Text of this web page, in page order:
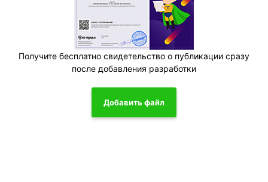
Получите бесплатно свидетельство о публикации сразу
после добавления разработки
Добавить файл